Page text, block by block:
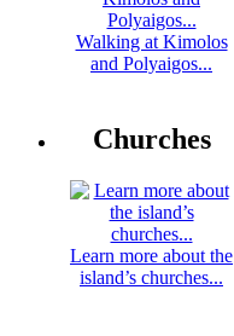
Walking at Kimolos
and Polyaigos...
Churches
Learn more about the
island’s churches...